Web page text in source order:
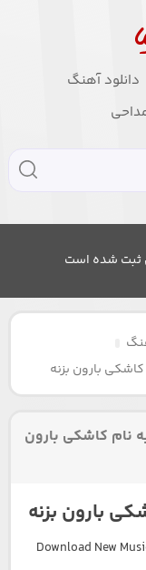
دانلود آهنگ
ثبت شده است
بارون بزنه
نام کاشکی بارون
بارون بزنه
Download New